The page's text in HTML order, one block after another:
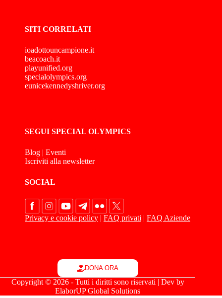
SITI CORRELATI
ioadottouncampione.it
beacoach.it
playunified.org
specialolympics.org
eunicekennedyshriver.org
SEGUI SPECIAL OLYMPICS
Blog | Eventi
Iscriviti alla newsletter
SOCIAL
Privacy e cookie policy | FAQ privati | FAQ Aziende
DONA ORA
Copyright © 2026 - Tutti i diritti sono riservati | Dev by
ElaborUP Global Solutions